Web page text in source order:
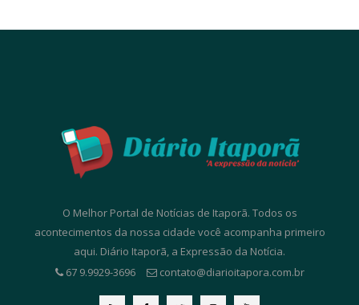
O Melhor Portal de Notícias de Itaporã. Todos os
acontecimentos da nossa cidade você acompanha primeiro
aqui. Diário Itaporã, a Expressão da Notícia.
67 9.9929-3696
contato@diarioitapora.com.br